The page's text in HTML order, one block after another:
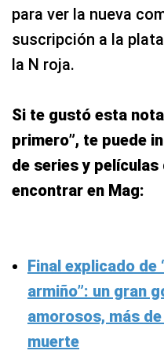
para ver la nueva
suscripción a la
la N roja.
Si te gustó esta
primero”, te puede
de series y
encontrar en Mag:
Final explicado de
armiño”: un gran
amorosos, más
muerte